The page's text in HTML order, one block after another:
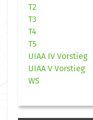
T2
T3
T4
T5
UIAA IV Vorstieg
UIAA V Vorstieg
WS